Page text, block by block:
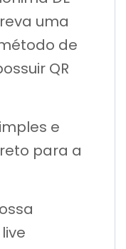
uma
de
QR
e
para a